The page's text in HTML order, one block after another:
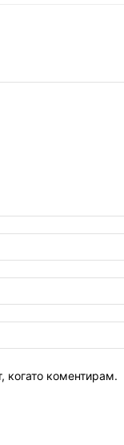
когато коментирам.